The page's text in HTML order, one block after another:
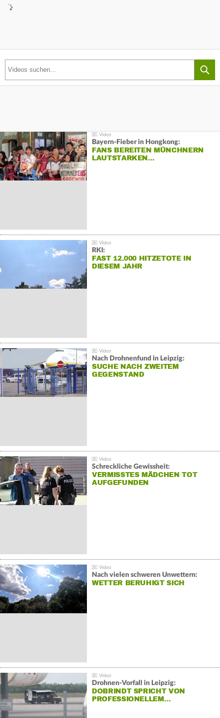
Bayern-Fieber in Hongkong:
FANS BEREITEN MÜNCHNERN
LAUTSTARKEN…
RKI:
FAST 12.000 HITZETOTE IN
DIESEM JAHR
Nach Drohnenfund in Leipzig:
SUCHE NACH ZWEITEM
GEGENSTAND
Schreckliche Gewissheit:
VERMISSTES MÄDCHEN TOT
AUFGEFUNDEN
Nach vielen schweren Unwettern:
WETTER BERUHIGT SICH
Drohnen-Vorfall in Leipzig:
DOBRINDT SPRICHT VON
PROFESSIONELLEM…